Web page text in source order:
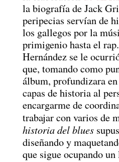
la biografía de Jack
peripecias servían de
los gallegos por la
primigenio hasta el
Hernández se le
que, tomando como
álbum, profundizara
capas de historia al
encargarme de
trabajar con varios de
historia del blues
diseñando y
que sigue ocupando